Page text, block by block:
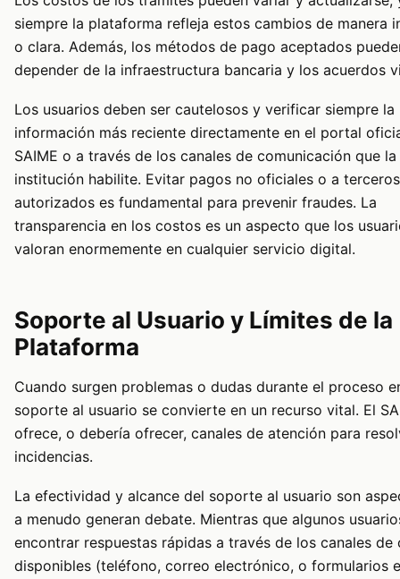
siempre la plataforma refleja estos cambios de manera
o clara. Además, los métodos de pago aceptados
depender de la infraestructura bancaria y los acuerdos
Los usuarios deben ser cautelosos y verificar siempre la
información más reciente directamente en el portal
SAIME o a través de los canales de comunicación que la
institución habilite. Evitar pagos no oficiales o a
autorizados es fundamental para prevenir fraudes. La
transparencia en los costos es un aspecto que los
valoran enormemente en cualquier servicio digital.
Soporte al Usuario y Límites de la
Plataforma
Cuando surgen problemas o dudas durante el proceso
soporte al usuario se convierte en un recurso vital. El
ofrece, o debería ofrecer, canales de atención para
incidencias.
La efectividad y alcance del soporte al usuario son
a menudo generan debate. Mientras que algunos
encontrar respuestas rápidas a través de los canales de
disponibles (teléfono, correo electrónico, o formularios